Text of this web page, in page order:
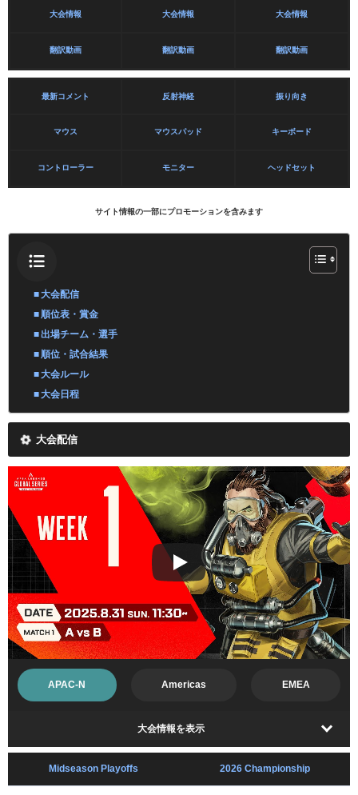
大会情報 大会情報 大会情報
翻訳動画 翻訳動画 翻訳動画
最新コメント 反射神経 振り向き
マウス マウスパッド キーボード
コントローラー モニター ヘッドセット
サイト情報の一部にプロモーションを含みます
大会配信
順位表・賞金
出場チーム・選手
順位・試合結果
大会ルール
大会日程
大会配信
APAC-N Americas EMEA
大会情報を表示
Midseason Playoffs 2026 Championship